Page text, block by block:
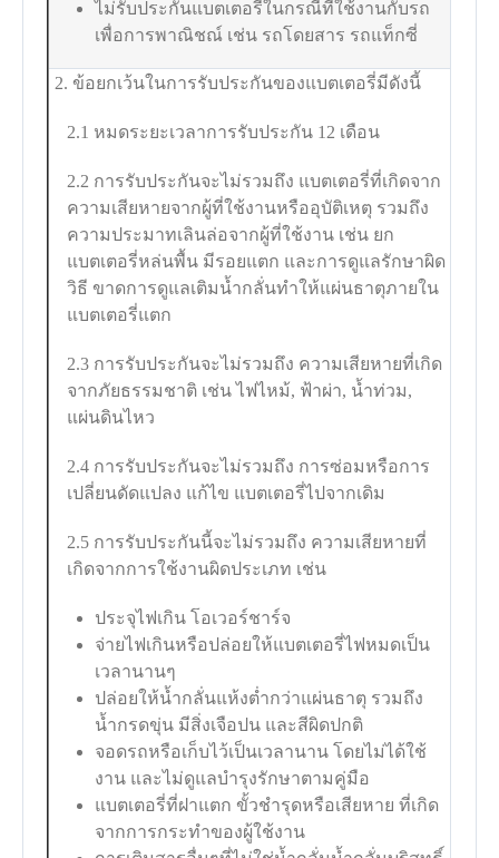
ไม่รับประกันแบตเตอรี่ในกรณีที่ใช้งานกับรถ
เพื่อการพาณิชณ์ เช่น รถโดยสาร รถแท็กซี่
2. ข้อยกเว้นในการรับประกันของแบตเตอรี่มีดังนี้
2.1 หมดระยะเวลาการรับประกัน 12 เดือน
2.2 การรับประกันจะไม่รวมถึง แบตเตอรี่ที่เกิดจาก
ความเสียหายจากผู้ที่ใช้งานหรืออุบัติเหตุ รวมถึง
ความประมาทเลินล่อจากผู้ที่ใช้งาน เช่น ยก
แบตเตอรี่หล่นพื้น มีรอยแตก และการดูแลรักษาผิด
วิธี ขาดการดูแลเติมน้ำกลั่นทำให้แผ่นธาตุภายใน
แบตเตอรี่แตก
2.3 การรับประกันจะไม่รวมถึง ความเสียหายที่เกิด
จากภัยธรรมชาติ เช่น ไฟไหม้, ฟ้าผ่า, น้ำท่วม,
แผ่นดินไหว
2.4 การรับประกันจะไม่รวมถึง การซ่อมหรือการ
เปลี่ยนดัดแปลง แก้ไข แบตเตอรี่ไปจากเดิม
2.5 การรับประกันนี้จะไม่รวมถึง ความเสียหายที่
เกิดจากการใช้งานผิดประเภท เช่น
ประจุไฟเกิน โอเวอร์ชาร์จ
จ่ายไฟเกินหรือปล่อยให้แบตเตอรี่ไฟหมดเป็น
เวลานานๆ
ปล่อยให้น้ำกลั่นแห้งต่ำกว่าแผ่นธาตุ รวมถึง
น้ำกรดขุ่น มีสิ่งเจือปน และสีผิดปกติ
จอดรถหรือเก็บไว้เป็นเวลานาน โดยไม่ได้ใช้
งาน และไม่ดูแลบำรุงรักษาตามคู่มือ
แบตเตอรี่ที่ฝาแตก ขั้วชำรุดหรือเสียหาย ที่เกิด
จากการกระทำของผู้ใช้งาน